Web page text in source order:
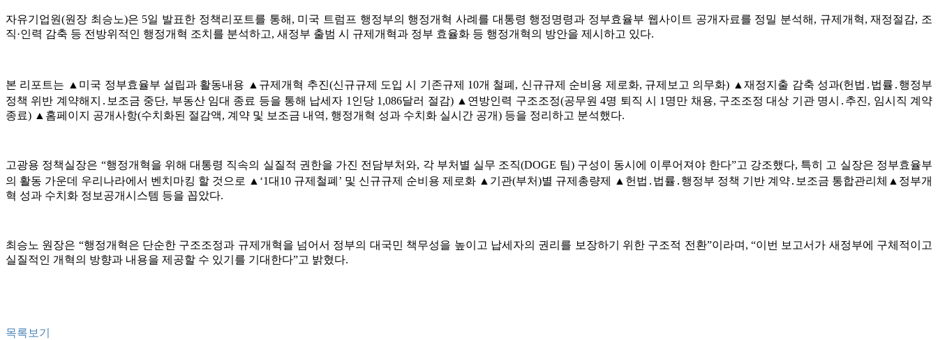
자유기업원(원장 최승노)은 5일 발표한 정책리포트를 통해, 미국 트럼프 행정부의 행정개혁 사례를 대통령 행정명령과 정부효율부 웹사이트 공개자료를 정밀 분석해, 규제개혁, 재정절감, 조
직·인력 감축 등 전방위적인 행정개혁 조치를 분석하고, 새정부 출범 시 규제개혁과 정부 효율화 등 행정개혁의 방안을 제시하고 있다.
본 리포트는 ▲미국 정부효율부 설립과 활동내용 ▲규제개혁 추진(신규규제 도입 시 기존규제 10개 철폐, 신규규제 순비용 제로화, 규제보고 의무화) ▲재정지출 감축 성과(헌법․법률․행정부
정책 위반 계약해지․보조금 중단, 부동산 임대 종료 등을 통해 납세자 1인당 1,086달러 절감) ▲연방인력 구조조정(공무원 4명 퇴직 시 1명만 채용, 구조조정 대상 기관 명시․추진, 임시직 계약
종료) ▲홈페이지 공개사항(수치화된 절감액, 계약 및 보조금 내역, 행정개혁 성과 수치화 실시간 공개) 등을 정리하고 분석했다.
고광용 정책실장은 “행정개혁을 위해 대통령 직속의 실질적 권한을 가진 전담부처와, 각 부처별 실무 조직(DOGE 팀) 구성이 동시에 이루어져야 한다”고 강조했다, 특히 고 실장은 정부효율부
의 활동 가운데 우리나라에서 벤치마킹 할 것으로 ▲‘1대10 규제철폐’ 및 신규규제 순비용 제로화 ▲기관(부처)별 규제총량제 ▲헌법․법률․행정부 정책 기반 계약․보조금 통합관리체▲정부개
혁 성과 수치화 정보공개시스템 등을 꼽았다.
최승노 원장은 “행정개혁은 단순한 구조조정과 규제개혁을 넘어서 정부의 대국민 책무성을 높이고 납세자의 권리를 보장하기 위한 구조적 전환”이라며, “이번 보고서가 새정부에 구체적이고
실질적인 개혁의 방향과 내용을 제공할 수 있기를 기대한다”고 밝혔다.
목록보기